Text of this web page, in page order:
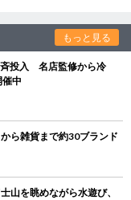
もっと見る
斉投入 名店監修から冷
中
ら雑貨まで約30ブランド
山を眺めながら水遊び、